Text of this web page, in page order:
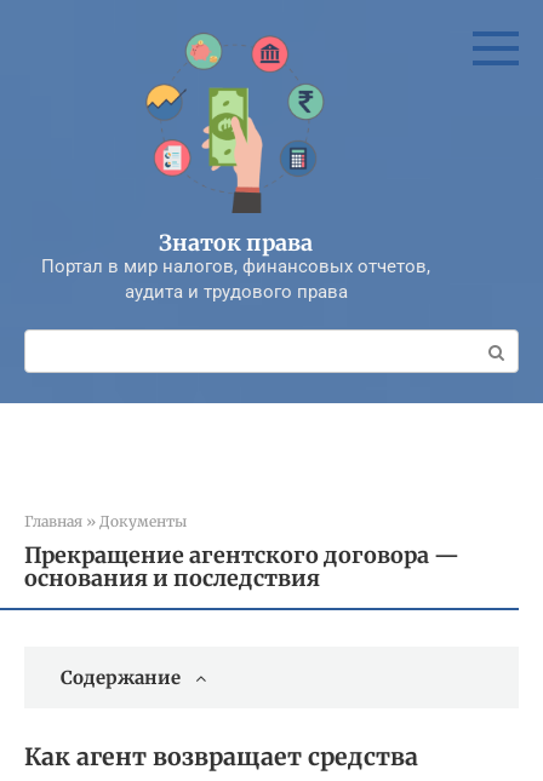
Знаток права
Портал в мир налогов, финансовых отчетов,
аудита и трудового права
Поиск:
Главная » Документы
Прекращение агентского договора —
основания и последствия
Содержание
Как агент возвращает средства